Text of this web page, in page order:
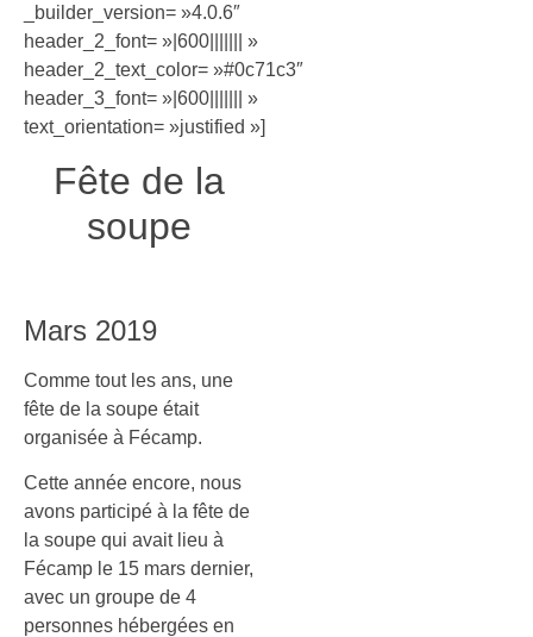
_builder_version= »4.0.6″
header_2_font= »|600||||||| »
header_2_text_color= »#0c71c3″
header_3_font= »|600||||||| »
text_orientation= »justified »]
Fête de la
soupe
Mars 2019
Comme tout les ans, une
fête de la soupe était
organisée à Fécamp.
Cette année encore, nous
avons participé à la fête de
la soupe qui avait lieu à
Fécamp le 15 mars dernier,
avec un groupe de 4
personnes hébergées en